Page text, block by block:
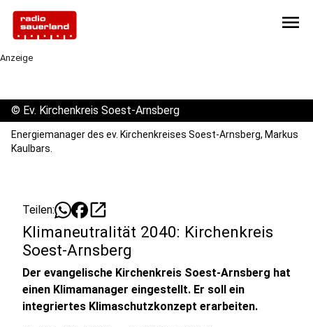
menu
Anzeige
© Ev. Kirchenkreis Soest-Arnsberg
Energiemanager des ev. Kirchenkreises Soest-Arnsberg, Markus
Kaulbars.
Teilen: open_in_new
Klimaneutralität 2040: Kirchenkreis
Soest-Arnsberg
Der evangelische Kirchenkreis Soest-Arnsberg hat
einen Klimamanager eingestellt. Er soll ein
integriertes Klimaschutzkonzept erarbeiten.